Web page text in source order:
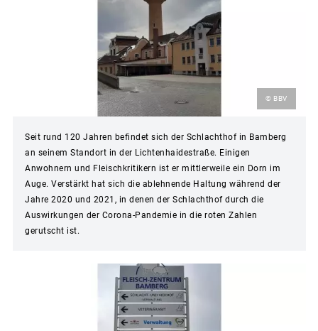
© BBV
Seit rund 120 Jahren befindet sich der Schlachthof in Bamberg
an seinem Standort in der Lichtenhaidestraße. Einigen
Anwohnern und Fleischkritikern ist er mittlerweile ein Dorn im
Auge. Verstärkt hat sich die ablehnende Haltung während der
Jahre 2020 und 2021, in denen der Schlachthof durch die
Auswirkungen der Corona-Pandemie in die roten Zahlen
gerutscht ist.